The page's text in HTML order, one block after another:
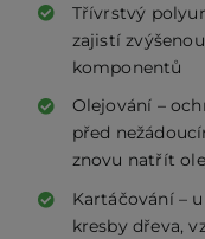
Třívrstvý
zajistí
komponentů
Olejování –
před
znovu natřít
Kartáčování –
kresby dřeva,